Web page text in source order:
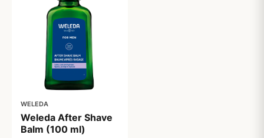
WELEDA
Weleda After Shave
Balm (100 ml)